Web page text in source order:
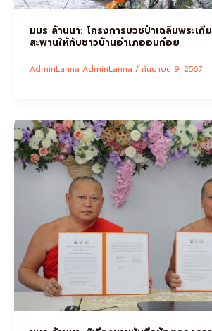
มมร ล้านนา: โครงการบวชป่าเฉลิมพระเ
สะพานให้กับชาวบ้านอำเภออมก๋อย
AdminLanna AdminLanna / กันยายน 9, 2567